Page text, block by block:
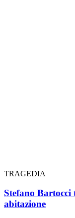
TRAGEDIA
Stefano Bartocci
abitazione